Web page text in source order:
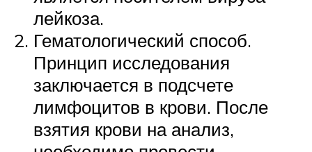
лейкоза.
Гематологический способ.
Принцип исследования
заключается в подсчете
лимфоцитов в крови. После
взятия крови на анализ,